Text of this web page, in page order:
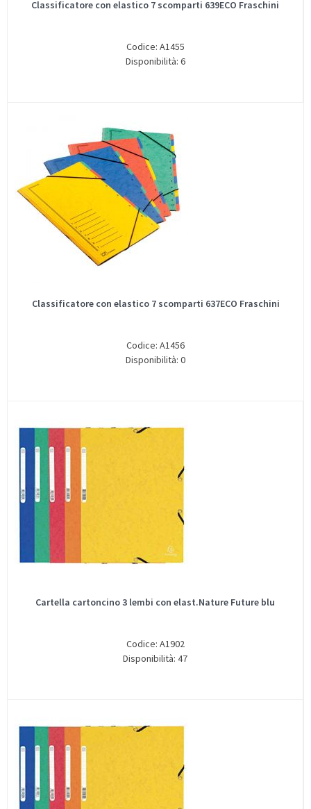
Classificatore con elastico 7 scomparti 639ECO Fraschini
Codice: A1455
Disponibilità: 6
Classificatore con elastico 7 scomparti 637ECO Fraschini
Codice: A1456
Disponibilità: 0
Cartella cartoncino 3 lembi con elast.Nature Future blu
Codice: A1902
Disponibilità: 47